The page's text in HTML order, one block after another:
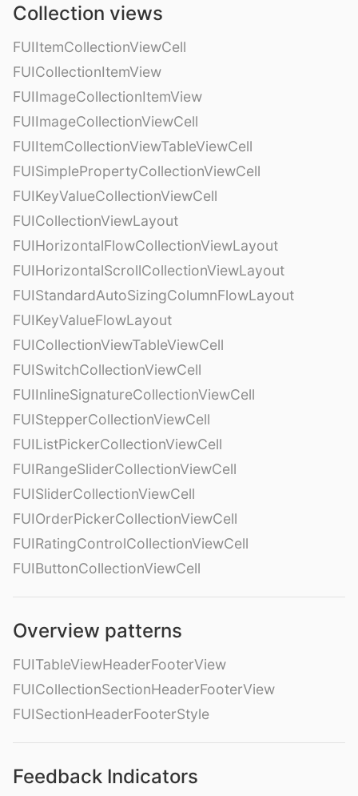
Collection views
FUIItemCollectionViewCell
FUICollectionItemView
FUIImageCollectionItemView
FUIImageCollectionViewCell
FUIItemCollectionViewTableViewCell
FUISimplePropertyCollectionViewCell
FUIKeyValueCollectionViewCell
FUICollectionViewLayout
FUIHorizontalFlowCollectionViewLayout
FUIHorizontalScrollCollectionViewLayout
FUIStandardAutoSizingColumnFlowLayout
FUIKeyValueFlowLayout
FUICollectionViewTableViewCell
FUISwitchCollectionViewCell
FUIInlineSignatureCollectionViewCell
FUIStepperCollectionViewCell
FUIListPickerCollectionViewCell
FUIRangeSliderCollectionViewCell
FUISliderCollectionViewCell
FUIOrderPickerCollectionViewCell
FUIRatingControlCollectionViewCell
FUIButtonCollectionViewCell
Overview patterns
FUITableViewHeaderFooterView
FUICollectionSectionHeaderFooterView
FUISectionHeaderFooterStyle
Feedback Indicators